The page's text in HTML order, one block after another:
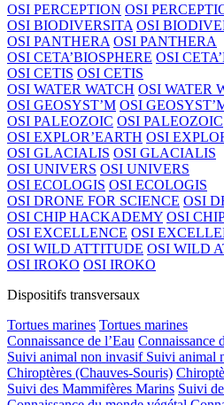
OSI PERCEPTION OSI
OSI BIODIVERSITA OSI
OSI PANTHERA OSI PANTHERA
OSI CETA’BIOSPHERE OSI
OSI CETIS OSI CETIS
OSI WATER WATCH OSI WATER
OSI GEOSYST’M OSI
OSI PALEOZOIC OSI PALEOZOIC
OSI EXPLOR’EARTH OSI
OSI GLACIALIS OSI GLACIALIS
OSI UNIVERS OSI UNIVERS
OSI ECOLOGIS OSI ECOLOGIS
OSI DRONE FOR SCIENCE OSI
OSI CHIP HACKADEMY OSI
OSI EXCELLENCE OSI
OSI WILD ATTITUDE OSI WILD
OSI IROKO OSI IROKO
Dispositifs transversaux
Tortues marines Tortues marines
Connaissance de l’Eau Connaissance
Suivi animal non invasif Suivi animal
Chiroptères (Chauves-Souris)
Suivi des Mammifères Marins Suivi